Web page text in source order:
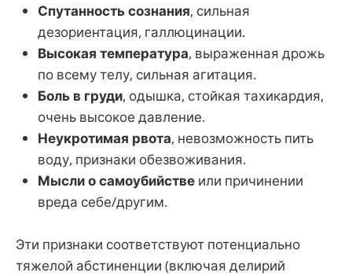
Спутанность сознания, сильная
дезориентация, галлюцинации.
Высокая температура, выраженная дрожь
по всему телу, сильная агитация.
Боль в груди, одышка, стойкая тахикардия,
очень высокое давление.
Неукротимая рвота, невозможность пить
воду, признаки обезвоживания.
Мысли о самоубийстве или причинении
вреда себе/другим.
Эти признаки соответствуют потенциально
тяжелой абстиненции (включая делирий